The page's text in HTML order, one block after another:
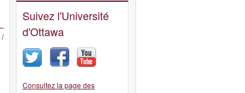
Suivez l'Université
d'Ottawa
Consultez la page des